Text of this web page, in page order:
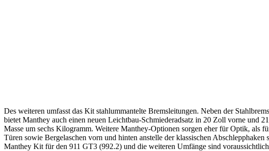
Des weiteren umfasst das Kit stahlummantelte Bremsleitungen. Neben der
bietet Manthey auch einen neuen Leichtbau-Schmiederadsatz in 20 Zoll vorne und
Masse um sechs Kilogramm. Weitere Manthey-Optionen sorgen eher für Optik, als
Türen sowie Bergelaschen vorn und hinten anstelle der klassischen
Manthey Kit für den 911 GT3 (992.2) und die weiteren Umfänge sind